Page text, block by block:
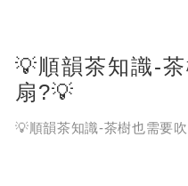
茶」等名稱，不經好奇有這
比賽呢❓
💡順韻茶知識-
扇?💡
💡順韻茶知識-茶樹也需要